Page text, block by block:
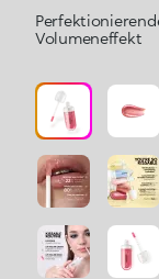
Volumeneffekt